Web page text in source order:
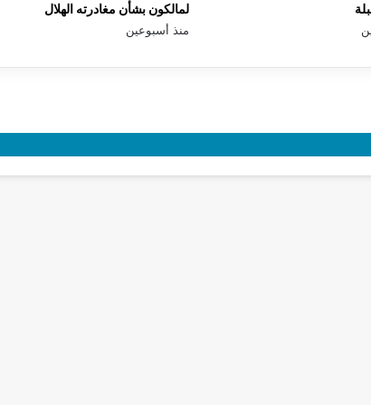
لمالكون بشأن مغادرته الهلال
منذ أسبوعين